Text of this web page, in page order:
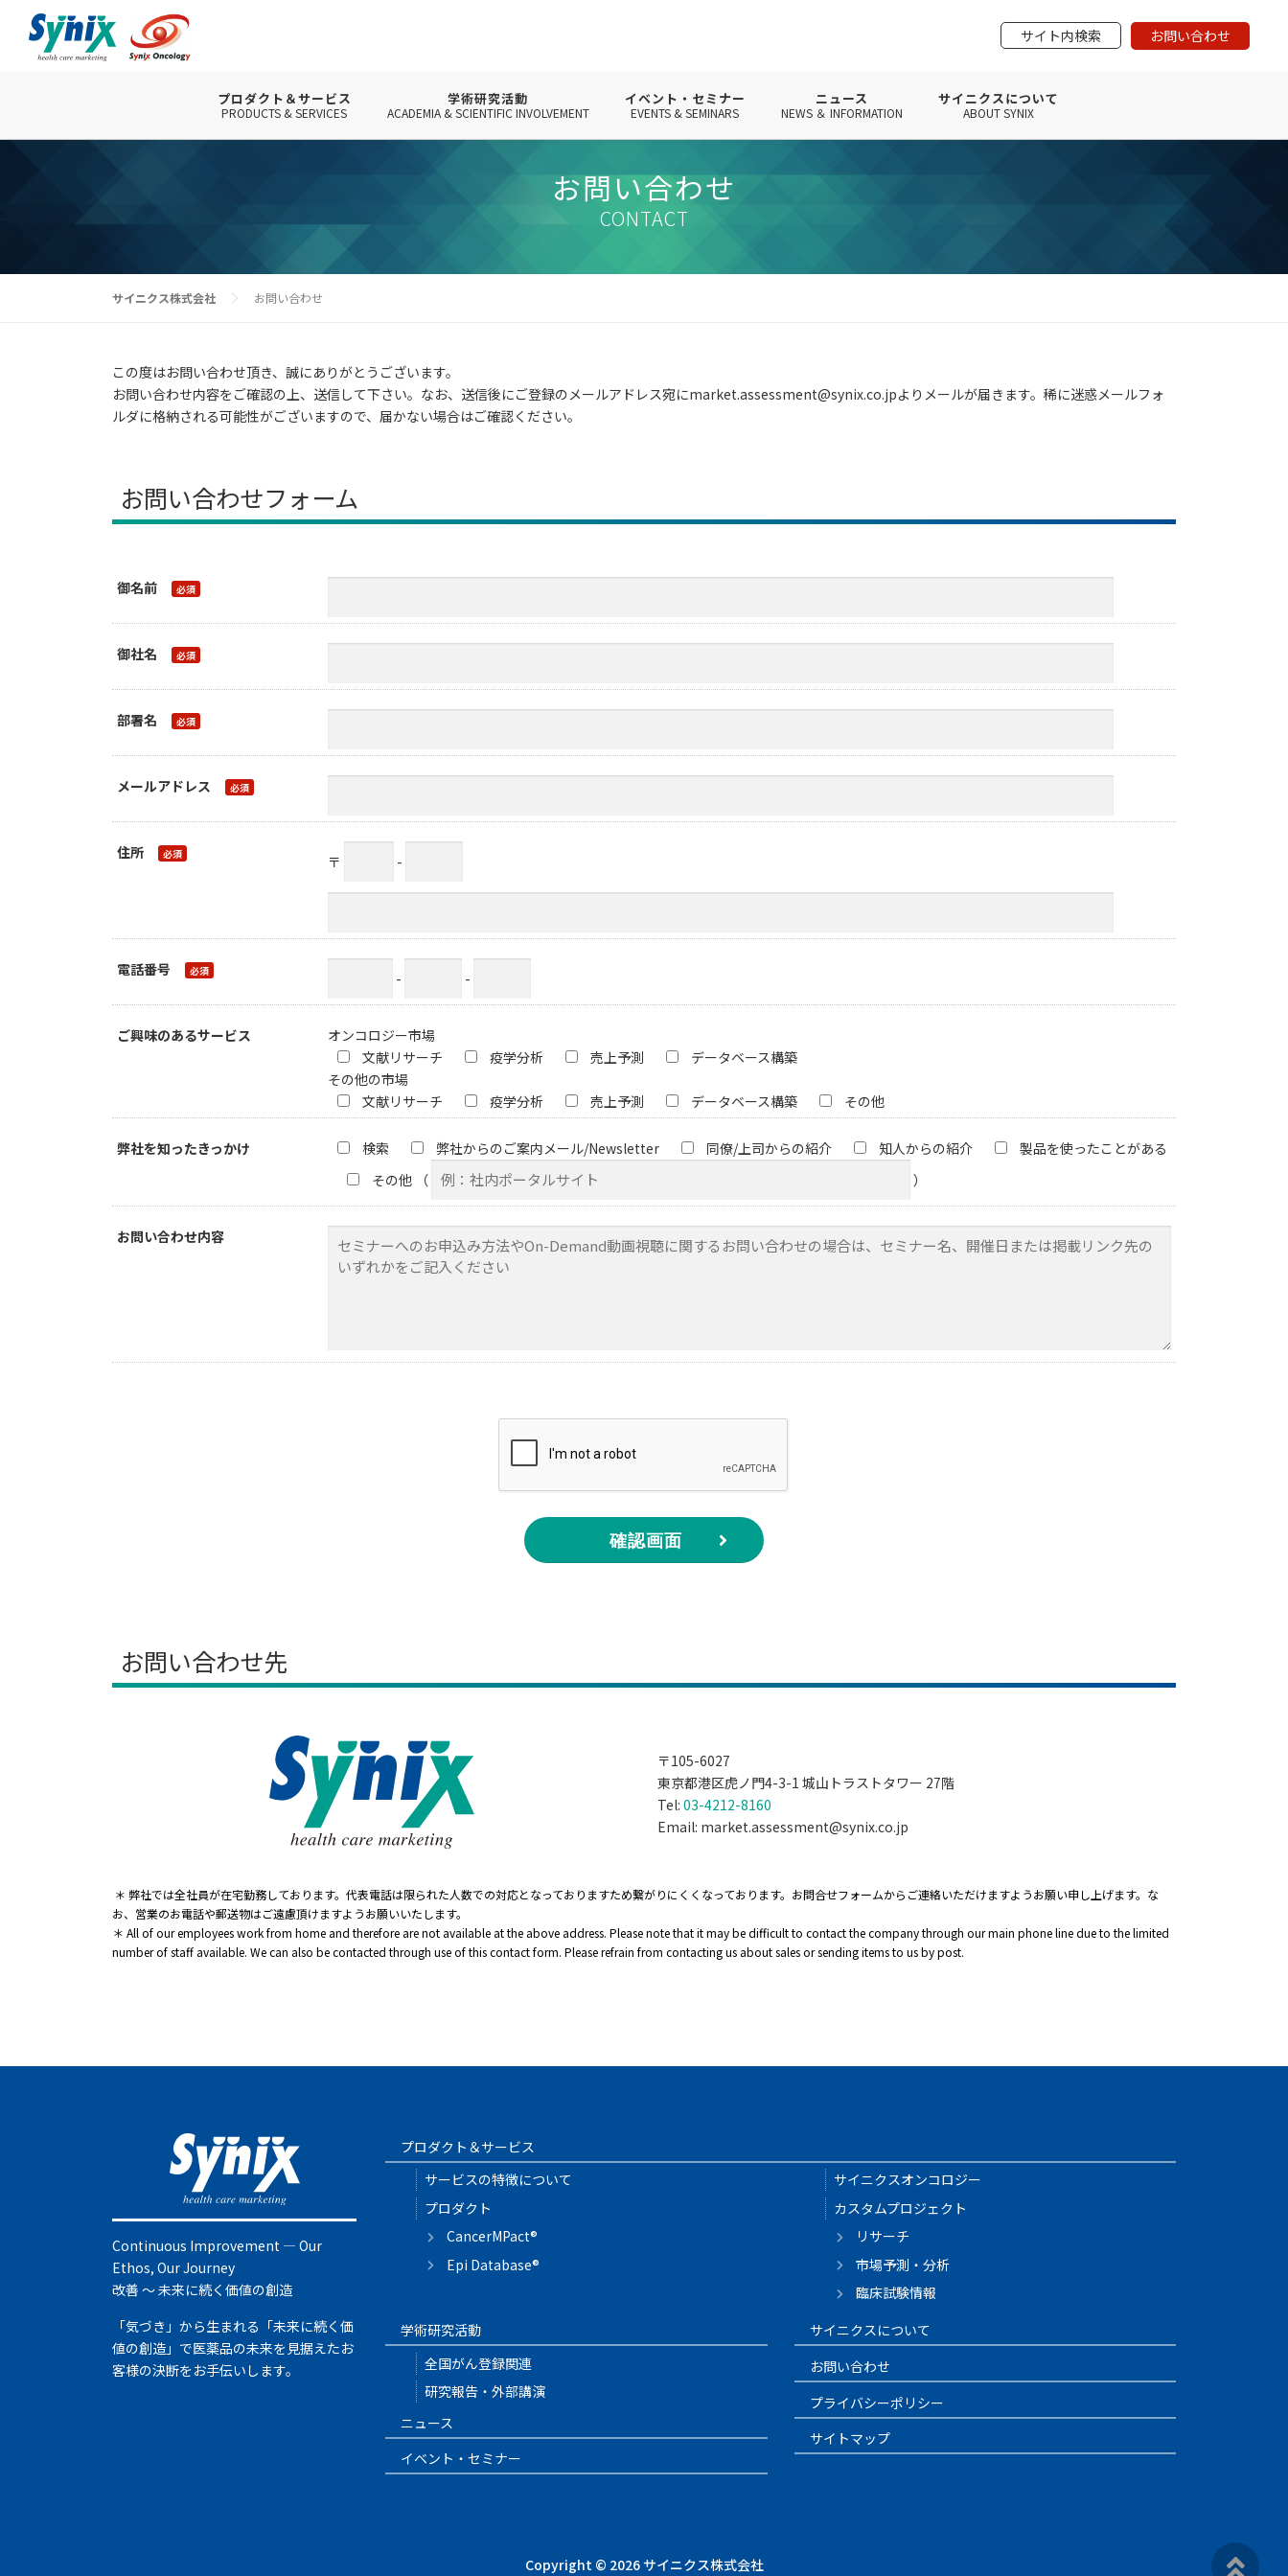
ス
サイト内検索 お問い合わせ
プロダクト＆サービス
PRODUCTS & SERVICES
学術研究活動
ACADEMIA & SCIENTIFIC INVOLVEMENT
イベント・セミナー
EVENTS & SEMINARS
ニュース
NEWS ＆ INFORMATION
サイニクスについて
ABOUT SYNIX
お問い合わせ
CONTACT
サイニクス株式会社 お問い合わせ
この度はお問い合わせ頂き、誠にありがとうございます。
お問い合わせ内容をご確認の上、送信して下さい。なお、送信後にご登録のメールアドレス宛にmarket.assessment@synix.co.jpよりメールが届きます。稀に迷惑メールフォ
ルダに格納される可能性がございますので、届かない場合はご確認ください。
お問い合わせフォーム
御名前
御社名
部署名
メールアドレス
住所 〒 -
電話番号 - -
ご興味のあるサービス
オンコロジー市場
文献リサーチ
疫学分析 売上予測
データベース構築
その他の市場
文献リサーチ
疫学分析 売上予測 データベース構築 その他
弊社を知ったきっかけ 検索 弊社からのご案内メール/Newsletter 同僚/上司からの紹介 知人からの紹介
製品を使ったことがある
その他
（ ）
お問い合わせ内容
お問い合わせ先
〒105-6027
東京都港区虎ノ門4-3-1 城山トラストタワー 27階
Tel: 03-4212-8160
Email: market.assessment@synix.co.jp
＊ 弊社では全社員が在宅勤務しております。代表電話は限られた人数での対応となっておりますため繋がりにくくなっております。お問合せフォームからご連絡いただけますようお願い申し上げます。な
お、営業のお電話や郵送物はご遠慮頂けますようお願いいたします。
＊ All of our employees work from home and therefore are not available at the above address. Please note that it may be difficult to contact the company through our main phone line due to the limited
number of staff available. We can also be contacted through use of this contact form. Please refrain from contacting us about sales or sending items to us by post.
Continuous Improvement ― Our
Ethos, Our Journey
改善 ～ 未来に続く価値の創造
「気づき」から生まれる「未来に続く価
値の創造」で医薬品の未来を見据えたお
客様の決断をお手伝いします。
プロダクト＆サービス
サービスの特徴について
プロダクト
CancerMPact®
Epi Database®
サイニクスオンコロジー
カスタムプロジェクト
リサーチ
市場予測・分析
臨床試験情報
学術研究活動
全国がん登録関連
研究報告・外部講演
ニュース
イベント・セミナー
サイニクスについて
お問い合わせ
プライバシーポリシー
サイトマップ
Copyright © 2026 サイニクス株式会社